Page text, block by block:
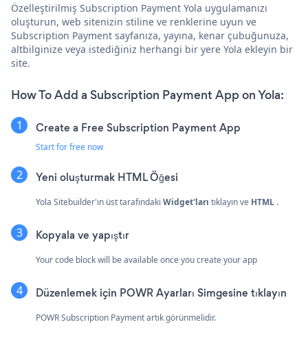
Özelleştirilmiş Subscription Payment Yola uygulamanızı
oluşturun, web sitenizin stiline ve renklerine uyun ve
Subscription Payment sayfanıza, yayına, kenar çubuğunuza,
altbilginize veya istediğiniz herhangi bir yere Yola ekleyin bir
site.
How To Add a Subscription Payment App on Yola:
Create a Free Subscription Payment App
Start for free now
Yeni oluşturmak HTML Öğesi
Yola Sitebuilder'ın üst tarafındaki Widget'ları tıklayın ve HTML .
Kopyala ve yapıştır
Your code block will be available once you create your app
Düzenlemek için POWR Ayarları Simgesine tıklayın
POWR Subscription Payment artık görünmelidir.